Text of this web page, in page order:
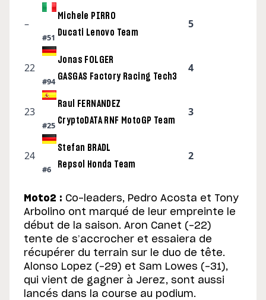
–
#51
Michele PIRRO
Ducati Lenovo Team
5
22
#94
Jonas FOLGER
GASGAS Factory Racing Tech3
4
23
#25
Raul FERNANDEZ
CryptoDATA RNF MotoGP Team
3
24
#6
Stefan BRADL
Repsol Honda Team
2
Moto2 : Co-leaders, Pedro Acosta et Tony
Arbolino ont marqué de leur empreinte le
début de la saison. Aron Canet (-22)
tente de s’accrocher et essaiera de
récupérer du terrain sur le duo de tête.
Alonso Lopez (-29) et Sam Lowes (-31),
qui vient de gagner à Jerez, sont aussi
lancés dans la course au podium.